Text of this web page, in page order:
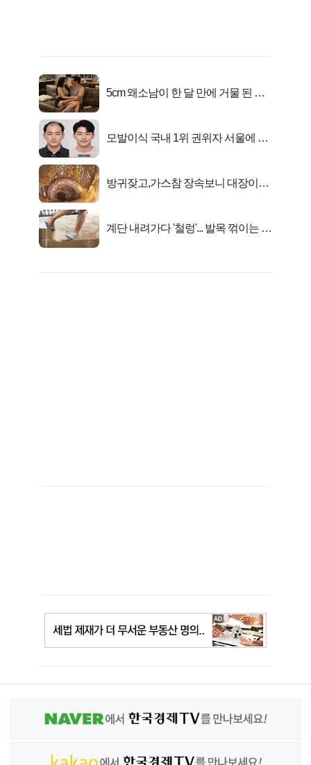
5cm 왜소남이 한 달 만에 거물 된 사
모발이식 국내 1위 권위자 서울에 있
방귀잦고,가스참 장속보니 대장이아
계단 내려가다 '철렁'... 발목 꺾이는 이